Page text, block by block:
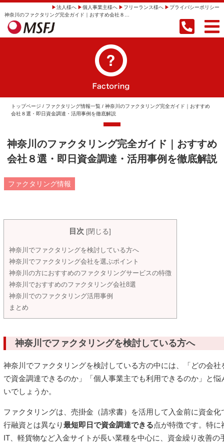
法人様へ 個人事業主様へ フリーランス様へ プライバシーポリシー
トップページ / ファクタリング情報一覧 / 神奈川のファクタリング完全ガイド｜おすすめ
会社８選・即日資金調達・活用事例を徹底解説
神奈川のファクタリング完全ガイド｜おすすめ
会社８選・即日資金調達・活用事例を徹底解説
ファクタリング情報
目次 [閉じる]
神奈川でファクタリングを検討している方へ
神奈川でファクタリング会社を選ぶポイント
神奈川の方におすすめのファクタリングサービスの特徴
神奈川でおすすめのファクタリング会社8選
神奈川でのファクタリング活用事例
まとめ
神奈川でファクタリングを検討している方へ
神奈川でファクタリングを検討している方の中には、「どの会
で資金調達できるのか」「個人事業主でも利用できるのか」と
いでしょうか。
ファクタリングは、売掛金（請求書）を活用して入金前に資金
行融資とは異なり最短即日で資金調達できる点が特徴です。特
IT、軽貨物など入金サイトが長い業種を中心に、資金繰り改善の